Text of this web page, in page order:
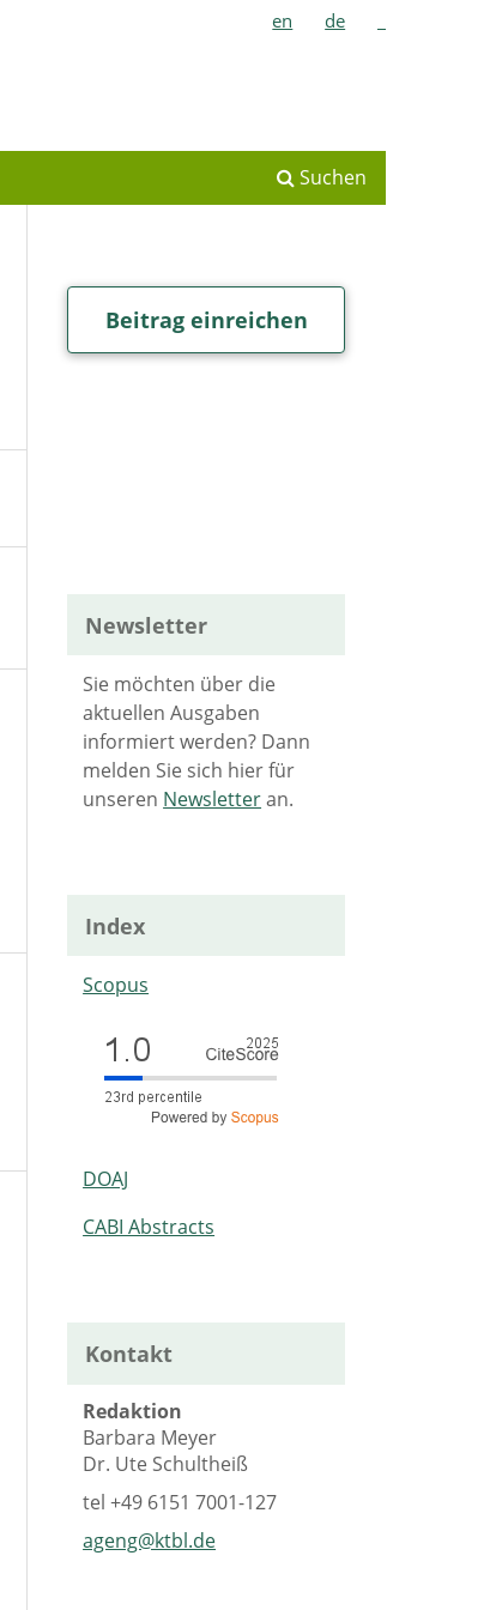
Suchen
en de
Beitrag einreichen
Newsletter
Sie möchten über die
aktuellen Ausgaben
informiert werden? Dann
melden Sie sich hier für
unseren Newsletteran.
Index
Scopus
DOAJ
CABI Abstracts
Kontakt
Redaktion
Barbara Meyer
Dr. Ute Schultheiß
tel+49 6151 7001-127
ageng@ktbl.de